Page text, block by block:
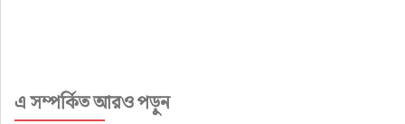
এ সম্পর্কিত আরও পড়ুন